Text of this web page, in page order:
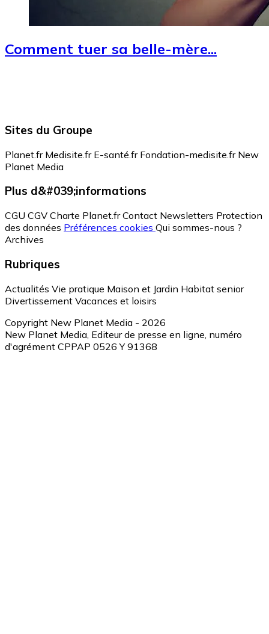
Comment tuer sa belle-mère...
Sites du Groupe
Planet.fr Medisite.fr E-santé.fr Fondation-medisite.fr New
Planet Media
Plus d&#039;informations
CGU CGV Charte Planet.fr Contact Newsletters Protection
des données Préférences cookies Qui sommes-nous ?
Archives
Rubriques
Actualités Vie pratique Maison et Jardin Habitat senior
Divertissement Vacances et loisirs
Copyright New Planet Media - 2026
New Planet Media, Editeur de presse en ligne, numéro
d'agrément CPPAP 0526 Y 91368